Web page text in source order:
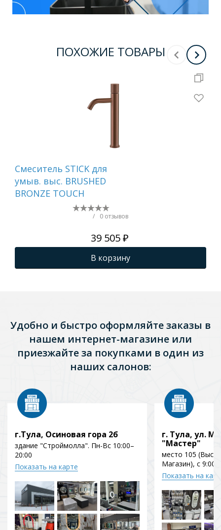
ПОХОЖИЕ ТОВАРЫ
Смеситель STICK для
умыв. выс. BRUSHED
BRONZE TOUCH
/ 0 отзывов
39 505 ₽
В корзину
Удобно и быстро оформляйте заказы в
нашем интернет-магазине или
приезжайте за покупками в один из
наших салонов:
г.Тула, Осиновая гора 2б
здание "Строймолла". Пн-Вс 10:00–
20:00
Показать на карте
г. Тула, ул.
"Мастер"
место 105
Магазин), с 9:00
Показать на